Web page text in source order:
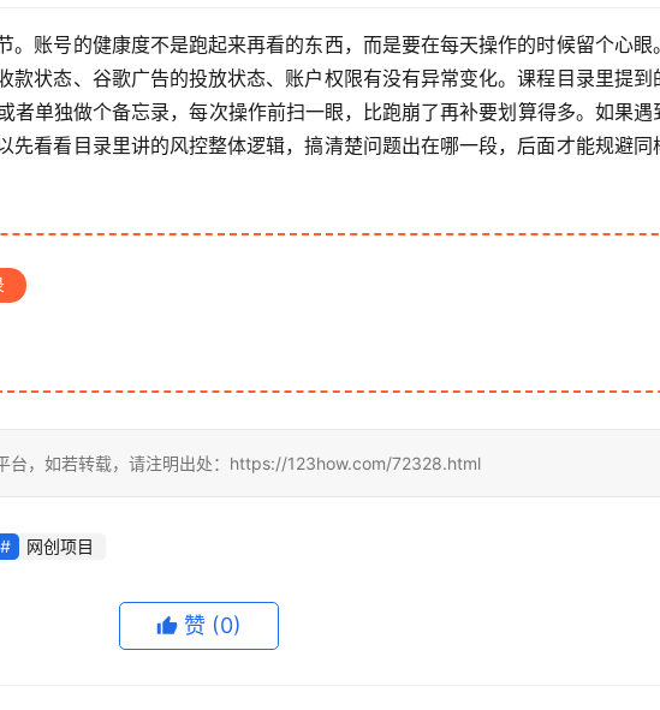
。账号的健康度不是跑起来再看的东西，而是要在每天操作的时候留个心眼
款状态、谷歌广告的投放状态、账户权限有没有异常变化。课程目录里提到
者单独做个备忘录，每次操作前扫一眼，比跑崩了再补要划算得多。如果遇
先看看目录里讲的风控整体逻辑，搞清楚问题出在哪一段，后面才能规避同
台，如若转载，请注明出处：https://123how.com/72328.html
网创项目
赞 (0)